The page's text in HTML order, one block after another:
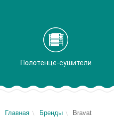
Полотенце-сушители
Главная Бренды Bravat